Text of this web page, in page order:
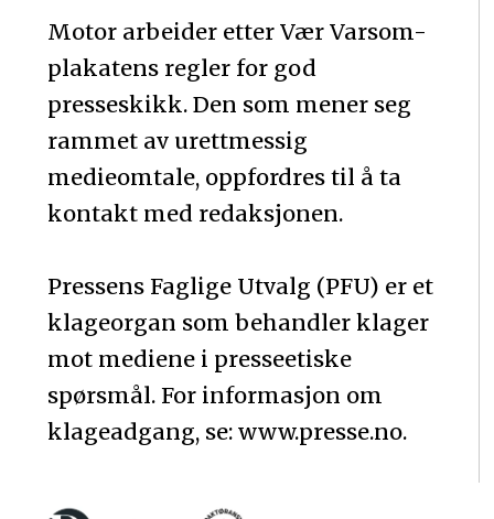
Motor arbeider etter Vær Varsom-
plakatens regler for god
presseskikk. Den som mener seg
rammet av urettmessig
medieomtale, oppfordres til å ta
kontakt med redaksjonen.
Pressens Faglige Utvalg (PFU) er et
klageorgan som behandler klager
mot mediene i presseetiske
spørsmål. For informasjon om
klageadgang, se: www.presse.no.